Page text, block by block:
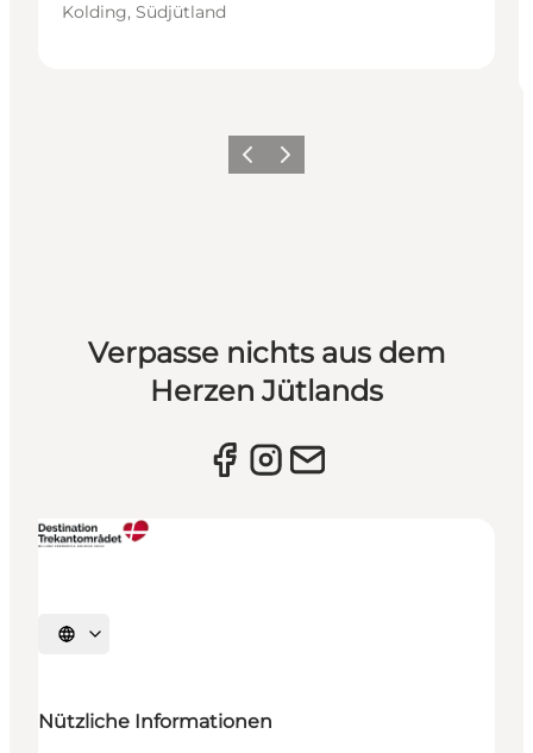
Kolding, Südjütland
Vorherige Folie
Nächste Folie
Verpasse nichts aus dem
Herzen Jütlands
Sprache auswählen
Nützliche Informationen